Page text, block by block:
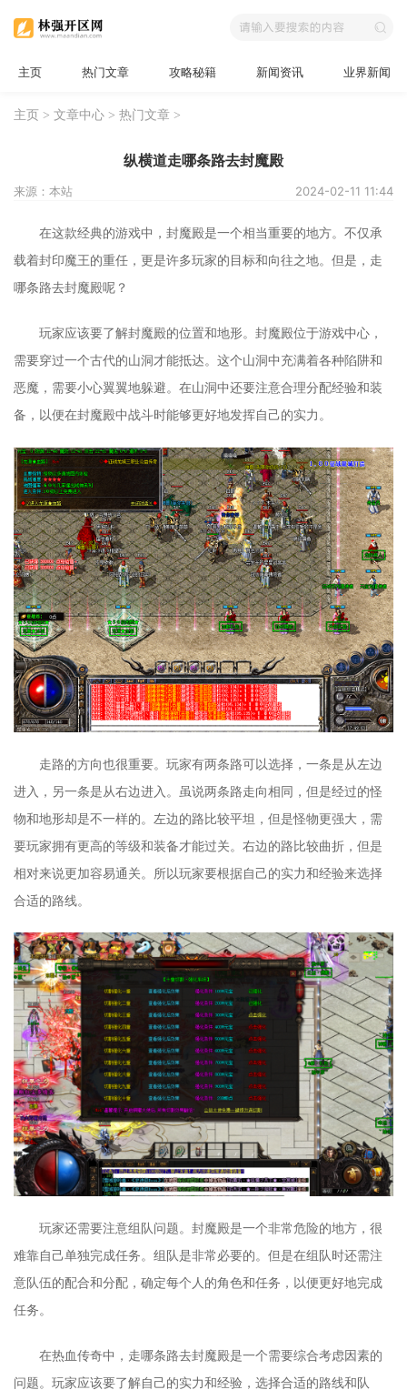
主页 热门文章 攻略秘籍 新闻资讯 业界新闻
主页 > 文章中心 > 热门文章 >
纵横道走哪条路去封魔殿
来源：本站 2024-02-11 11:44
在这款经典的游戏中，封魔殿是一个相当重要的地方。不仅承
载着封印魔王的重任，更是许多玩家的目标和向往之地。但是，走
哪条路去封魔殿呢？
玩家应该要了解封魔殿的位置和地形。封魔殿位于游戏中心，
需要穿过一个古代的山洞才能抵达。这个山洞中充满着各种陷阱和
恶魔，需要小心翼翼地躲避。在山洞中还要注意合理分配经验和装
备，以便在封魔殿中战斗时能够更好地发挥自己的实力。
走路的方向也很重要。玩家有两条路可以选择，一条是从左边
进入，另一条是从右边进入。虽说两条路走向相同，但是经过的怪
物和地形却是不一样的。左边的路比较平坦，但是怪物更强大，需
要玩家拥有更高的等级和装备才能过关。右边的路比较曲折，但是
相对来说更加容易通关。所以玩家要根据自己的实力和经验来选择
合适的路线。
玩家还需要注意组队问题。封魔殿是一个非常危险的地方，很
难靠自己单独完成任务。组队是非常必要的。但是在组队时还需注
意队伍的配合和分配，确定每个人的角色和任务，以便更好地完成
任务。
在热血传奇中，走哪条路去封魔殿是一个需要综合考虑因素的
问题。玩家应该要了解自己的实力和经验，选择合适的路线和队